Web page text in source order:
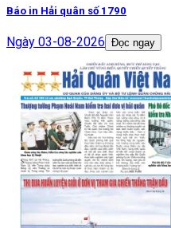
Báo in Hải quân số 1790
Ngày 03-08-2026 Đọc ngay